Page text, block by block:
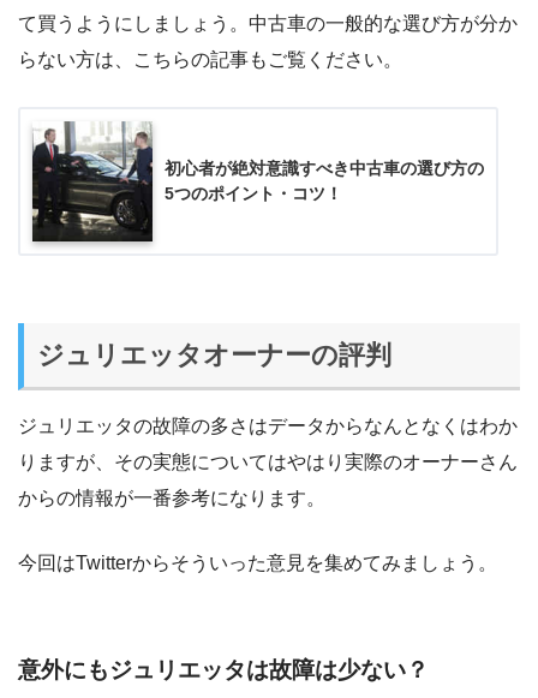
て買うようにしましょう。中古車の一般的な選び方が分か
らない方は、こちらの記事もご覧ください。
初心者が絶対意識すべき中古車の選び方の
5つのポイント・コツ！
ジュリエッタオーナーの評判
ジュリエッタの故障の多さはデータからなんとなくはわか
りますが、その実態についてはやはり実際のオーナーさん
からの情報が一番参考になります。
今回はTwitterからそういった意見を集めてみましょう。
意外にもジュリエッタは故障は少ない？